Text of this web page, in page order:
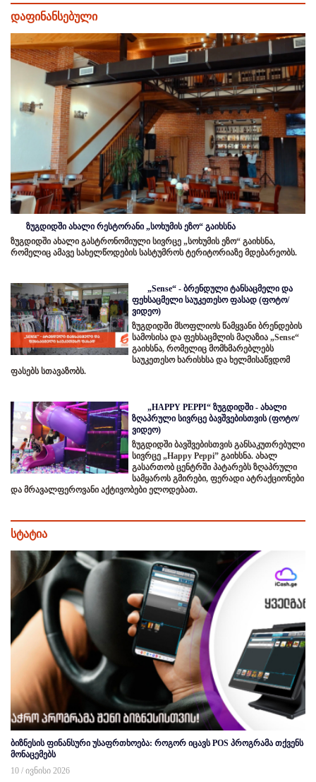
დაფინანსებული
ზუგდიდში ახალი რესტორანი „სოხუმის ეზო“ გაიხსნა
ზუგდიდში ახალი გასტრონომიული სივრცე „სოხუმის ეზო“ გაიხსნა,
რომელიც ამავე სახელწოდების სასტუმროს ტერიტორიაზე მდებარეობს.
„Sense“ - ბრენდული ტანსაცმელი და
ფეხსაცმელი საუკეთესო ფასად (ფოტო/
ვიდეო)
ზუგდიდში მსოფლიოს წამყვანი ბრენდების
სამოსისა და ფეხსაცმლის მაღაზია „Sense“
გაიხსნა, რომელიც მომხმარებლებს
საუკეთესო ხარისხსა და ხელმისაწვდომ
ფასებს სთავაზობს.
„HAPPY PEPPI“ ზუგდიდში - ახალი
ზღაპრული სივრცე ბავშვებისთვის (ფოტო/
ვიდეო)
ზუგდიდში ბავშვებისთვის განსაკუთრებული
სივრცე „Happy Peppi” გაიხსნა. ახალ
გასართობ ცენტრში პატარებს ზღაპრული
სამყაროს გმირები, ფერადი ატრაქციონები
და მრავალფეროვანი აქტივობები ელოდებათ.
სტატია
ბიზნესის ფინანსური უსაფრთხოება: როგორ იცავს POS პროგრამა თქვენს
მონაცემებს
10 / ივნისი 2026